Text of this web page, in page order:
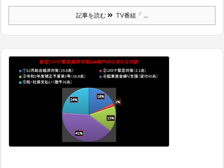
記事を読む TV番組「 ...